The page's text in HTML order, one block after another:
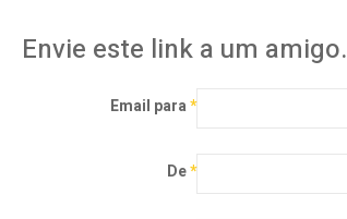
Envie este link a um amigo.
Email para*
De*